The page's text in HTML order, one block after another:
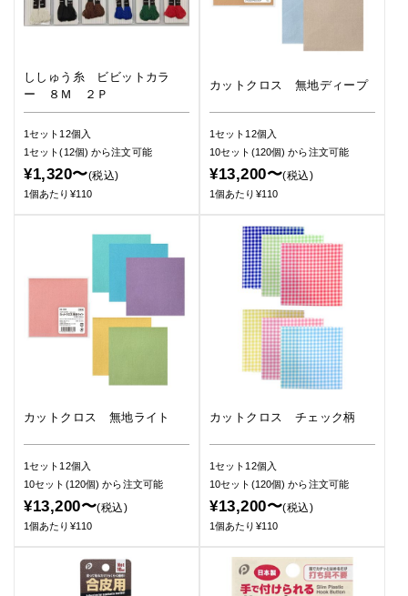
ししゅう糸 ビビットカラ
ー ８Ｍ ２Ｐ
1セット12個入
1セット(12個)から注文可能
¥1,320〜(税込)
1個あたり¥110
カットクロス 無地ディープ
1セット12個入
10セット(120個)から注文可能
¥13,200〜(税込)
1個あたり¥110
カットクロス 無地ライト
1セット12個入
10セット(120個)から注文可能
¥13,200〜(税込)
1個あたり¥110
カットクロス チェック柄
1セット12個入
10セット(120個)から注文可能
¥13,200〜(税込)
1個あたり¥110